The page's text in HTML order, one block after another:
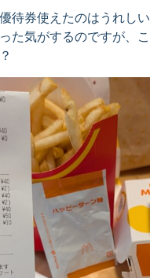
待券使えたのはうれしい
た気がするのですが、